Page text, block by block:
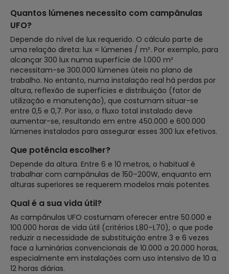
Quantos lúmenes necessito com campânulas
UFO?
Depende do nível de lux requerido. O cálculo parte de
uma relação direta: lux = lúmenes / m². Por exemplo, para
alcançar 300 lux numa superfície de 1.000 m²
necessitam-se 300.000 lúmenes úteis no plano de
trabalho. No entanto, numa instalação real há perdas por
altura, reflexão de superfícies e distribuição (fator de
utilização e manutenção), que costumam situar-se
entre 0,5 e 0,7. Por isso, o fluxo total instalado deve
aumentar-se, resultando em entre 450.000 e 600.000
lúmenes instalados para assegurar esses 300 lux efetivos.
Que potência escolher?
Depende da altura. Entre 6 e 10 metros, o habitual é
trabalhar com campânulas de 150–200W, enquanto em
alturas superiores se requerem modelos mais potentes.
Qual é a sua vida útil?
As campânulas UFO costumam oferecer entre 50.000 e
100.000 horas de vida útil (critérios L80–L70), o que pode
reduzir a necessidade de substituição entre 3 e 6 vezes
face a luminárias convencionais de 10.000 a 20.000 horas,
especialmente em instalações com uso intensivo de 10 a
12 horas diárias.